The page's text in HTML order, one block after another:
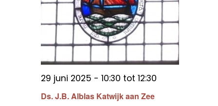
Ds. J.B. Alblas Katwijk aan Zee
29 juni 2025 - 10:30 tot 12:30